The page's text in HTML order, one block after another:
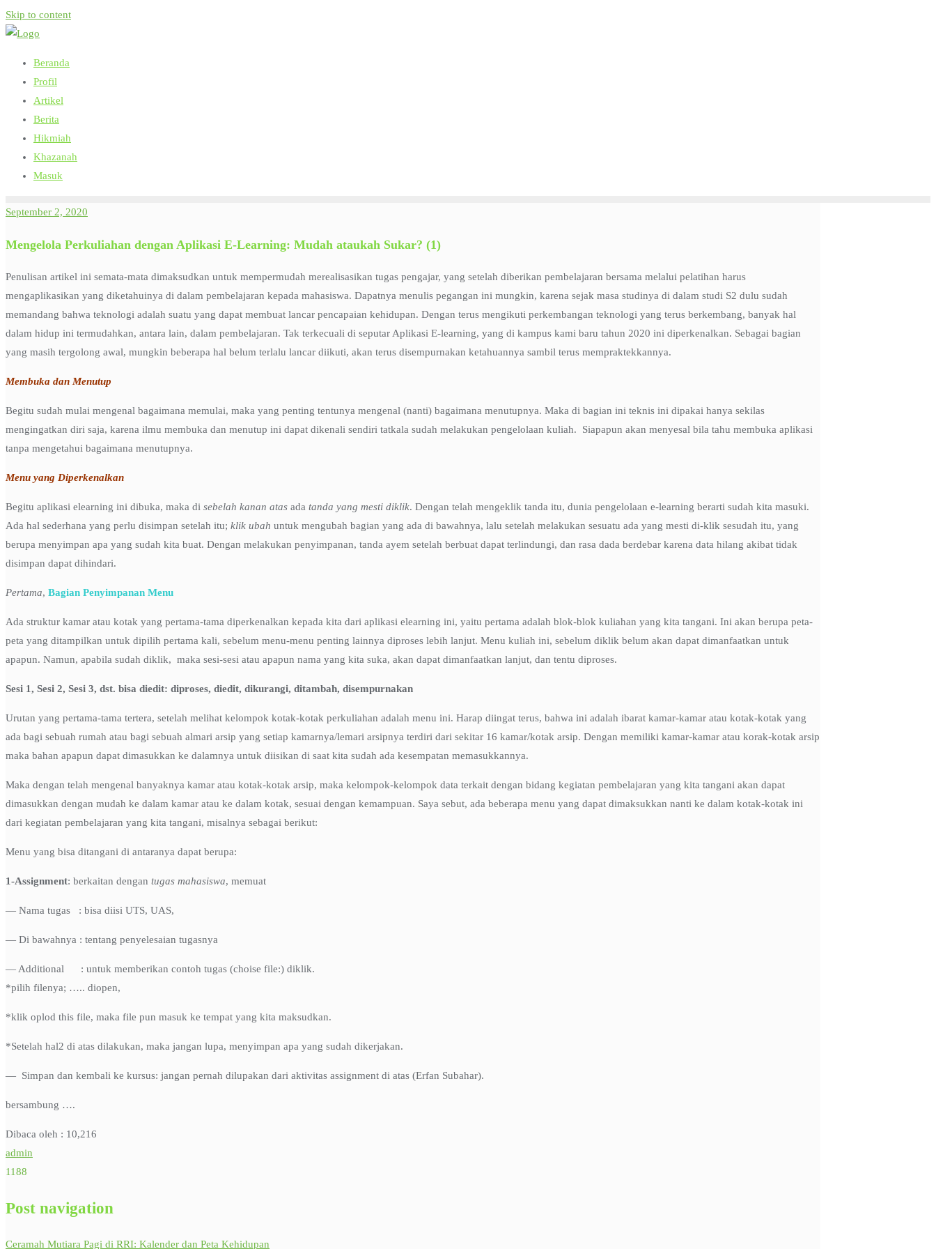
Skip to content
Beranda
Profil
Artikel
Berita
Hikmiah
Khazanah
Masuk
September 2, 2020
Mengelola Perkuliahan dengan Aplikasi E-Learning: Mudah ataukah Sukar? (1)
Penulisan artikel ini semata-mata dimaksudkan untuk mempermudah merealisasikan tugas pengajar, yang setelah diberikan pembelajaran bersama melalui pelatihan harus
mengaplikasikan yang diketahuinya di dalam pembelajaran kepada mahasiswa. Dapatnya menulis pegangan ini mungkin, karena sejak masa studinya di dalam studi S2 dulu sudah
memandang bahwa teknologi adalah suatu yang dapat membuat lancar pencapaian kehidupan. Dengan terus mengikuti perkembangan teknologi yang terus berkembang, banyak hal
dalam hidup ini termudahkan, antara lain, dalam pembelajaran. Tak terkecuali di seputar Aplikasi E-learning, yang di kampus kami baru tahun 2020 ini diperkenalkan. Sebagai bagian
yang masih tergolong awal, mungkin beberapa hal belum terlalu lancar diikuti, akan terus disempurnakan ketahuannya sambil terus mempraktekkannya.
Membuka dan Menutup
Begitu sudah mulai mengenal bagaimana memulai, maka yang penting tentunya mengenal (nanti) bagaimana menutupnya. Maka di bagian ini teknis ini dipakai hanya sekilas
mengingatkan diri saja, karena ilmu membuka dan menutup ini dapat dikenali sendiri tatkala sudah melakukan pengelolaan kuliah. Siapapun akan menyesal bila tahu membuka aplikasi
tanpa mengetahui bagaimana menutupnya.
Menu yang Diperkenalkan
Begitu aplikasi elearning ini dibuka, maka di sebelah kanan atas ada tanda yang mesti diklik. Dengan telah mengeklik tanda itu, dunia pengelolaan e-learning berarti sudah kita masuki.
Ada hal sederhana yang perlu disimpan setelah itu; klik ubah untuk mengubah bagian yang ada di bawahnya, lalu setelah melakukan sesuatu ada yang mesti di-klik sesudah itu, yang
berupa menyimpan apa yang sudah kita buat. Dengan melakukan penyimpanan, tanda ayem setelah berbuat dapat terlindungi, dan rasa dada berdebar karena data hilang akibat tidak
disimpan dapat dihindari.
Pertama, Bagian Penyimpanan Menu
Ada struktur kamar atau kotak yang pertama-tama diperkenalkan kepada kita dari aplikasi elearning ini, yaitu pertama adalah blok-blok kuliahan yang kita tangani. Ini akan berupa peta-
peta yang ditampilkan untuk dipilih pertama kali, sebelum menu-menu penting lainnya diproses lebih lanjut. Menu kuliah ini, sebelum diklik belum akan dapat dimanfaatkan untuk
apapun. Namun, apabila sudah diklik, maka sesi-sesi atau apapun nama yang kita suka, akan dapat dimanfaatkan lanjut, dan tentu diproses.
Sesi 1, Sesi 2, Sesi 3, dst. bisa diedit: diproses, diedit, dikurangi, ditambah, disempurnakan
Urutan yang pertama-tama tertera, setelah melihat kelompok kotak-kotak perkuliahan adalah menu ini. Harap diingat terus, bahwa ini adalah ibarat kamar-kamar atau kotak-kotak yang
ada bagi sebuah rumah atau bagi sebuah almari arsip yang setiap kamarnya/lemari arsipnya terdiri dari sekitar 16 kamar/kotak arsip. Dengan memiliki kamar-kamar atau korak-kotak arsip
maka bahan apapun dapat dimasukkan ke dalamnya untuk diisikan di saat kita sudah ada kesempatan memasukkannya.
Maka dengan telah mengenal banyaknya kamar atau kotak-kotak arsip, maka kelompok-kelompok data terkait dengan bidang kegiatan pembelajaran yang kita tangani akan dapat
dimasukkan dengan mudah ke dalam kamar atau ke dalam kotak, sesuai dengan kemampuan. Saya sebut, ada beberapa menu yang dapat dimaksukkan nanti ke dalam kotak-kotak ini
dari kegiatan pembelajaran yang kita tangani, misalnya sebagai berikut:
Menu yang bisa ditangani di antaranya dapat berupa:
1-Assignment: berkaitan dengan tugas mahasiswa, memuat
— Nama tugas : bisa diisi UTS, UAS,
— Di bawahnya : tentang penyelesaian tugasnya
— Additional : untuk memberikan contoh tugas (choise file:) diklik.
*pilih filenya; ….. diopen,
*klik oplod this file, maka file pun masuk ke tempat yang kita maksudkan.
*Setelah hal2 di atas dilakukan, maka jangan lupa, menyimpan apa yang sudah dikerjakan.
— Simpan dan kembali ke kursus: jangan pernah dilupakan dari aktivitas assignment di atas (Erfan Subahar).
bersambung ….
Dibaca oleh : 10,216
admin
1188
Post navigation
Ceramah Mutiara Pagi di RRI: Kalender dan Peta Kehidupan